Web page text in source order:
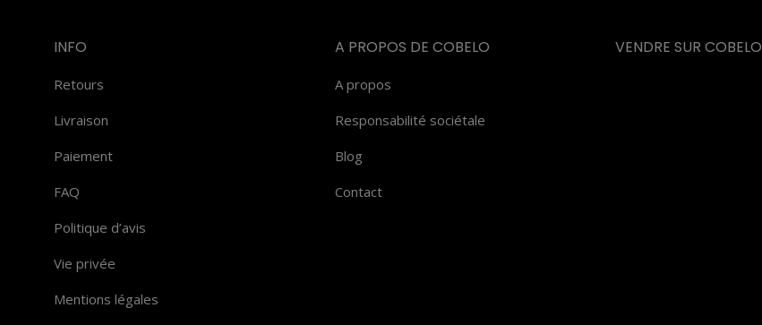
INFO
Retours
Livraison
Paiement
FAQ
Politique d’avis
Vie privée
Mentions légales
A PROPOS DE COBELO
A propos
Responsabilité sociétale
Blog
Contact
VENDRE SUR COBELO